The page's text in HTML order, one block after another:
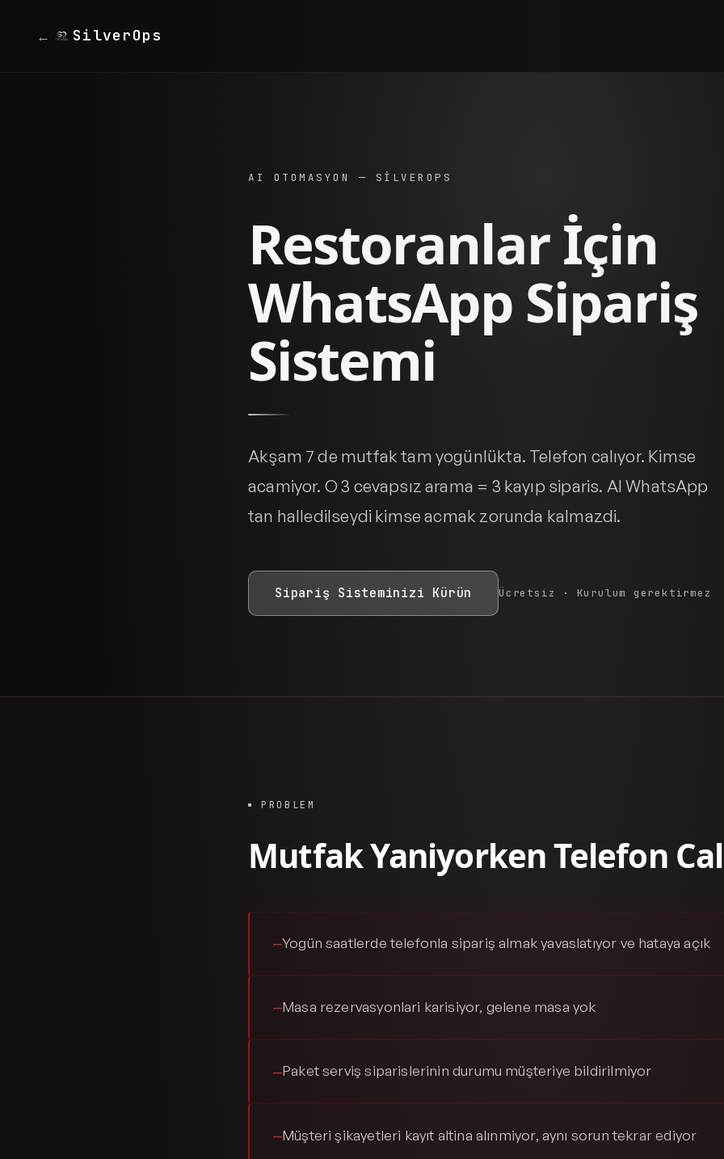
← SilverOps
AI OTOMASYON — SILVEROPS
Restoranlar İçin
WhatsApp Sipariş
Sistemi
Akşam 7 de mutfak tam yogünlükta. Telefon calıyor. Kimse
acamiyor. O 3 cevapsız arama = 3 kayıp siparis. AI WhatsApp
tan halledilseydi kimse acmak zorunda kalmazdi.
Sipariş Sisteminizi Kürün Ücretsiz · Kurulum gerektirmez
PROBLEM
Mutfak Yaniyorken Telefon
—Yogün saatlerde telefonla sipariş almak yavaslatıyor ve hataya açık
—Masa rezervasyonlari karisiyor, gelene masa yok
—Paket serviş siparislerinin durumu müşteriye bildirilmiyor
—Müşteri şikayetleri kayıt altina alınmiyor, aynı sorun tekrar ediyor